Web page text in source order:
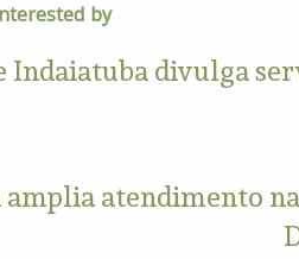
by
divulga
atendimento